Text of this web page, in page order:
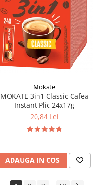
Mokate
MOKATE 3in1 Classic Cafea
Instant Plic 24x17g
20,84 Lei
ADAUGA IN COS